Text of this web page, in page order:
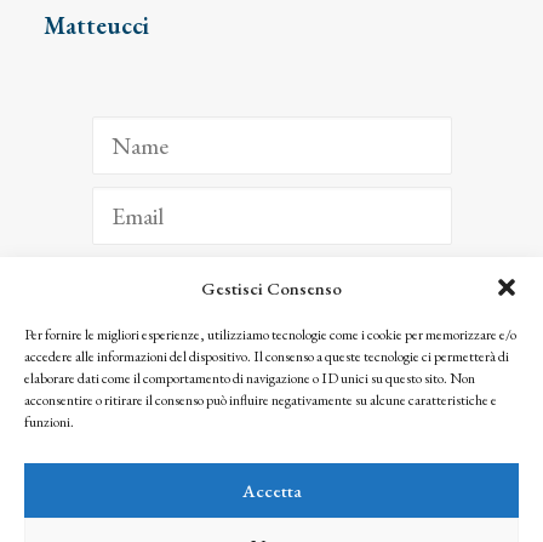
Gestisci Consenso
Per fornire le migliori esperienze, utilizziamo tecnologie come i cookie per memorizzare e/o
accedere alle informazioni del dispositivo. Il consenso a queste tecnologie ci permetterà di
elaborare dati come il comportamento di navigazione o ID unici su questo sito. Non
acconsentire o ritirare il consenso può influire negativamente su alcune caratteristiche e
funzioni.
Accetta
Matteucci
ISCRIVITI
Facendo clic per iscriverti, riconosci che le tue informazioni saranno trattate
seguendo la nostra Privacy Policy
© 2025 Istituto Matteucci. All right reserved
l’autorizzazione scritta dei proprietari dei diritti e dell’Istituto Matteucci